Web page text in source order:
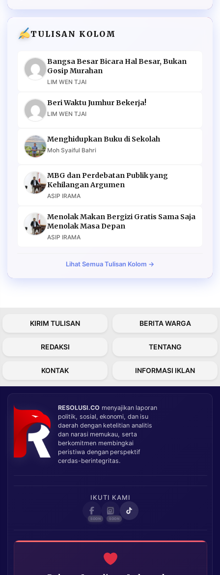
TULISAN KOLOM
Bangsa Besar Bicara Hal Besar, Bukan
Gosip Murahan
LIM WEN TJAI
Beri Waktu Jumhur Bekerja!
LIM WEN TJAI
Menghidupkan Buku di Sekolah
Moh Syaiful Bahri
MBG dan Perdebatan Publik yang
Kehilangan Argumen
ASIP IRAMA
Menolak Makan Bergizi Gratis Sama Saja
Menolak Masa Depan
ASIP IRAMA
Lihat Semua Tulisan Kolom →
KIRIM TULISAN BERITA WARGA
REDAKSI TENTANG
KONTAK INFORMASI IKLAN
RESOLUSI.CO menyajikan laporan
politik, sosial, ekonomi, dan isu
daerah dengan ketelitian analitis
dan narasi memukau, serta
berkomitmen membingkai
peristiwa dengan perspektif
cerdas-berintegritas.
IKUTI KAMI